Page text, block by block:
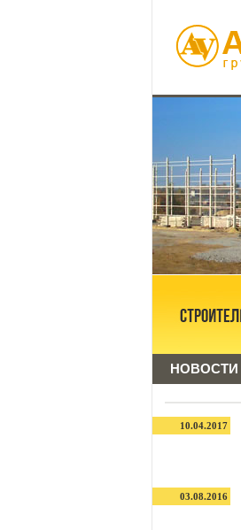
НОВОСТИ
10.04.2017
03.08.2016